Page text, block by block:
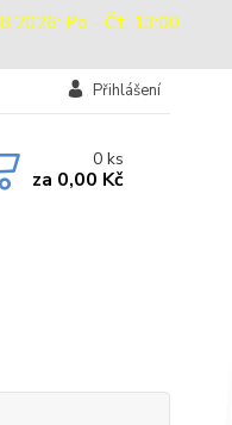
Po - Čt: 13:00
Přihlášení
0ks
za 0,00 Kč